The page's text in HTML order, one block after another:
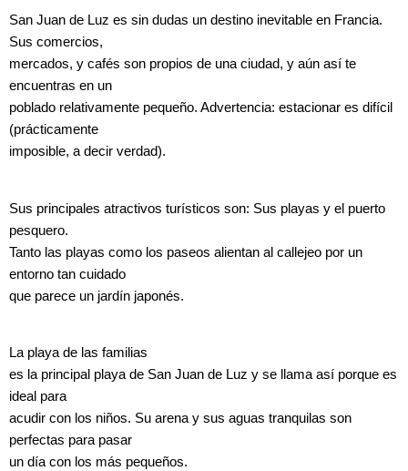
San Juan de Luz es sin dudas un destino inevitable en Francia.
Sus comercios,
mercados, y cafés son propios de una ciudad, y aún así te
encuentras en un
poblado relativamente pequeño. Advertencia: estacionar es difícil
(prácticamente
imposible, a decir verdad).
Sus principales atractivos turísticos son: Sus playas y el puerto
pesquero.
Tanto las playas como los paseos alientan al callejeo por un
entorno tan cuidado
que parece un jardín japonés.
La playa de las familias
es la principal playa de San Juan de Luz y se llama así porque es
ideal para
acudir con los niños. Su arena y sus aguas tranquilas son
perfectas para pasar
un día con los más pequeños.